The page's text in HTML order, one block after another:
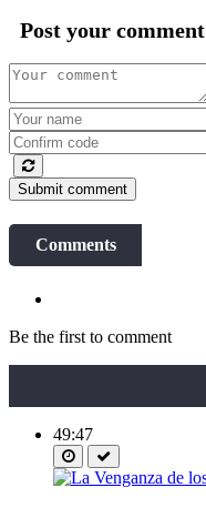
Post your comment
Submit comment
Comments
Be the first to comment
49:47